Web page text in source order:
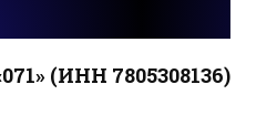
(ИНН 7805308136)